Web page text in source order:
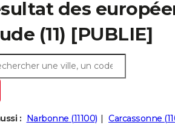
des
(11) [PUBLIE]
: Narbonne (11100) Carcassonne